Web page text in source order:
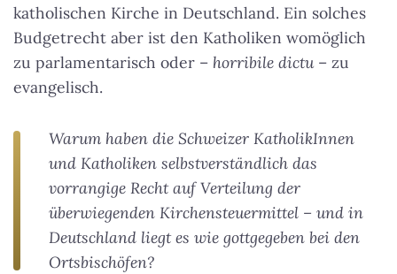
katholischen Kirche in Deutschland. Ein solches
Budgetrecht aber ist den Katholiken womöglich
zu parlamentarisch oder – horribile dictu – zu
evangelisch.
Warum haben die Schweizer KatholikInnen
und Katholiken selbstverständlich das
vorrangige Recht auf Verteilung der
überwiegenden Kirchensteuermittel – und in
Deutschland liegt es wie gottgegeben bei den
Ortsbischöfen?